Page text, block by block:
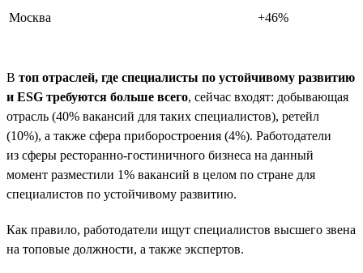
Москва +46%
В топ отраслей, где специалисты по устойчивому развитию
и ESG требуются больше всего, сейчас входят: добывающая
отрасль (40% вакансий для таких специалистов), ретейл
(10%), а также сфера приборостроения (4%). Работодатели
из сферы ресторанно-гостиничного бизнеса на данный
момент разместили 1% вакансий в целом по стране для
специалистов по устойчивому развитию.
Как правило, работодатели ищут специалистов высшего звена
на топовые должности, а также экспертов.